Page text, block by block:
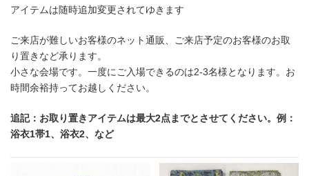
アイテムは随時追加変更されてゆきます
ご来店が難しいお客様のネット通販、ご来店予定のお客様のお取
り置きなど承ります。
小さな会場です。一度にご入場できるのは2-3名様となります。お
時間余裕持ってお越しください。
追記：お取り置きアイテムは最大2点までとさせてください。例：
浴衣1帯1、浴衣2、など